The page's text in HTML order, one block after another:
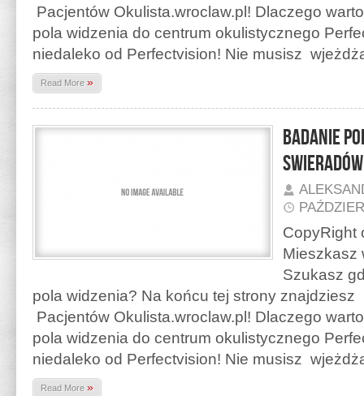
Pacjentów Okulista.wroclaw.pl! Dlaczego
pola widzenia do centrum okulistycznego
niedaleko od Perfectvision! Nie musisz
Read More »
Badanie
Swieradów
CopyRight
Mieszkasz
Szukasz
pola widzenia? Na końcu tej strony znajdziesz
Pacjentów Okulista.wroclaw.pl! Dlaczego
pola widzenia do centrum okulistycznego
niedaleko od Perfectvision! Nie musisz
Read More »